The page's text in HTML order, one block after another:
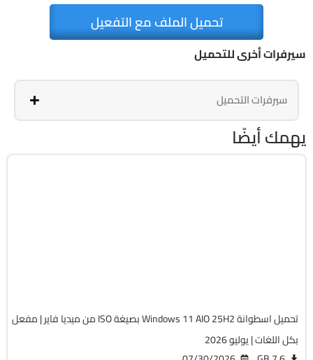
تحميل الملف مع التفعيل
سيرفرات أخرى للتحميل
سيرفرات التحميل
يهمك أيضًا
تحميل اسطوانة Windows 11 AIO 25H2 بصيغة ISO من ميديا فاير | مفعل
بكل اللغات | يوليو 2026